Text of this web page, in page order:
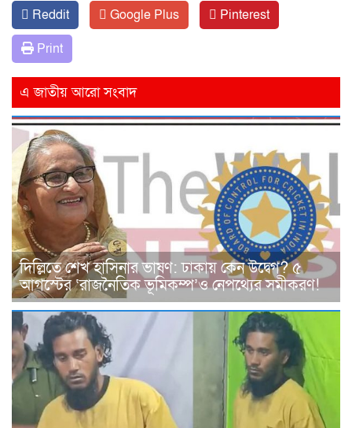
Reddit
Google Plus
Pinterest
Print
এ জাতীয় আরো সংবাদ
দিল্লিতে শেখ হাসিনার ভাষণ: ঢাকায় কেন উদ্বেগ? ৫
আগস্টের ‘রাজনৈতিক ভূমিকম্প’ও নেপথ্যের সমীকরণ!